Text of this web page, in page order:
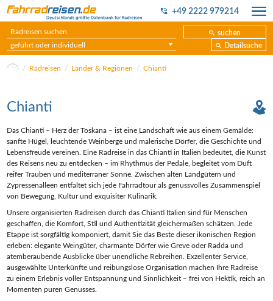
+49 2222 979214
suchen
geführt oder individuell
Detailsuche
Radreisen Länder & Regionen Chianti
Chianti
Das Chianti – Herz der Toskana – ist eine Landschaft wie aus einem Gemälde:
sanfte Hügel, leuchtende Weinberge und malerische Dörfer, die Geschichte und
Lebensfreude vereinen. Eine Radreise in das Chianti in Italien bedeutet, die Kunst
des Reisens neu zu entdecken – im Rhythmus der Pedale, begleitet vom Duft
reifer Trauben und mediterraner Sonne. Zwischen alten Landgütern und
Zypressenalleen entfaltet sich jede Fahrradtour als genussvolles Zusammenspiel
von Bewegung, Kultur und exquisiter Kulinarik.
Unsere organisierten Radreisen durch das Chianti Italien sind für Menschen
geschaffen, die Komfort, Stil und Authentizität gleichermaßen schätzen. Jede
Etappe ist sorgfältig komponiert, damit Sie das Beste dieser ikonischen Region
erleben: elegante Weingüter, charmante Dörfer wie Greve oder Radda und
atemberaubende Ausblicke über unendliche Rebreihen. Exzellenter Service,
ausgewählte Unterkünfte und reibungslose Organisation machen Ihre Radreise
zu einem Erlebnis voller Entspannung und Sinnlichkeit – frei von Hektik, reich an
Momenten puren Genusses.